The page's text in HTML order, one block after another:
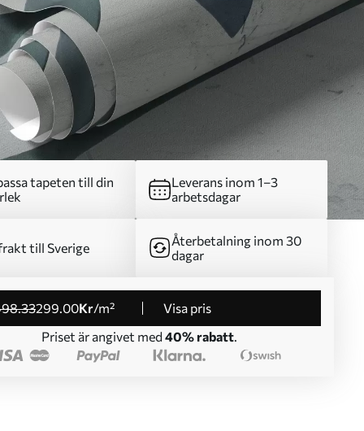
tapeten till din
Leverans inom 1–3
arbetsdagar
till Sverige
Återbetalning inom 30
dagar
.33299.00Kr/m²
Visa pris
Priset är angivet med 40% rabatt.